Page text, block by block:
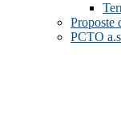
Proposte
PCTO